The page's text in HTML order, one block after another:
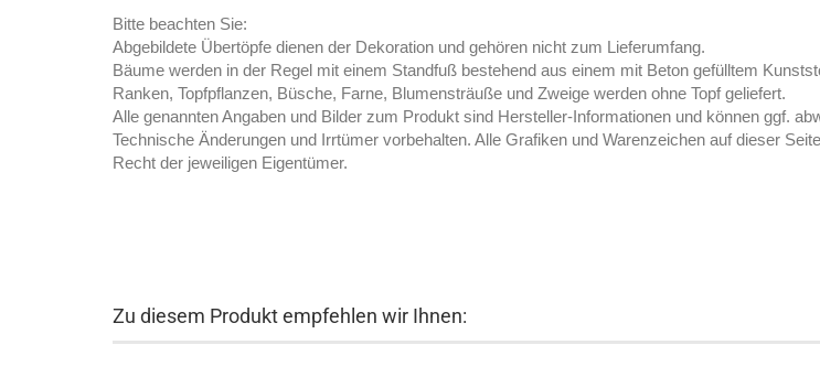
Bitte beachten Sie:
Abgebildete Übertöpfe dienen der Dekoration und gehören nicht zum Lieferumfang.
Bäume werden in der Regel mit einem Standfuß bestehend aus einem mit Beton gefülltem
Ranken, Topfpflanzen, Büsche, Farne, Blumensträuße und Zweige werden ohne Topf geliefert.
Alle genannten Angaben und Bilder zum Produkt sind Hersteller-Informationen und können ggf.
Technische Änderungen und Irrtümer vorbehalten. Alle Grafiken und Warenzeichen auf dieser
Recht der jeweiligen Eigentümer.
Zu diesem Produkt empfehlen wir Ihnen: